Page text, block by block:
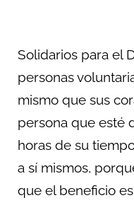
Solidarios para el
personas
mismo que sus
persona que esté
horas de su
a sí mismos,
que el beneficio